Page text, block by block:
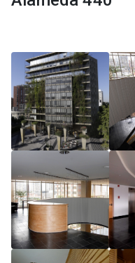
Reglamento de
Universidad
Reglamento de
Católica de
Reglamento de
Programa de